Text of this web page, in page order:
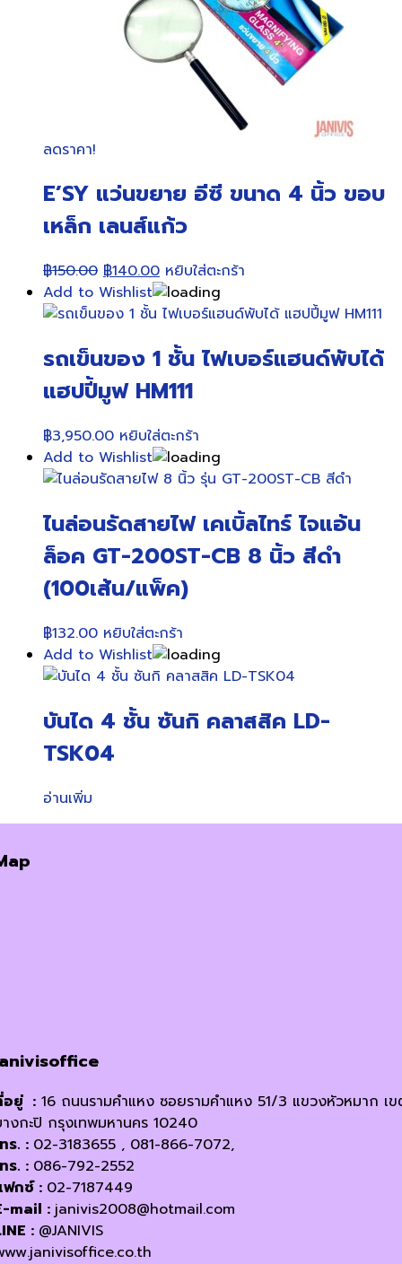
ลดราคา!
E’SY แว่นขยาย อีซี ขนาด 4 นิ้ว ขอบ
เหล็ก เลนส์แก้ว
฿150.00 Original
price
was:
฿140.00Current
price
is:
หยิบใส่ตะกร้า
Add to Wishlist
รถเข็นของ 1 ชั้น ไฟเบอร์แฮนด์พับได้
แฮปปี้มูฟ HM111
฿3,950.00 หยิบใส่ตะกร้า
Add to Wishlist
ไนล่อนรัดสายไฟ เคเบิ้ลไทร์ ไจแอ้น
ล็อค GT-200ST-CB 8 นิ้ว สีดำ
(100เส้น/แพ็ค)
฿132.00 หยิบใส่ตะกร้า
Add to Wishlist
บันได 4 ชั้น ซันกิ คลาสสิค LD-
TSK04
อ่านเพิ่ม
อยู่ : 16 ถนนรามคำแหง ซอยรามคำแหง 51/3 แขวงหัวหมาก เ
งกะปิ กรุงเทพมหานคร 10240
ร. : 02-3183655 , 081-866-7072,
ร. : 086-792-2552
กซ์ : 02-7187449
mail : janivis2008@hotmail.com
: @JANIVIS